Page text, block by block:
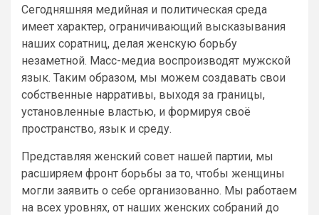
Сегодняшняя медийная и политическая среда
имеет характер, ограничивающий высказывания
наших соратниц, делая женскую борьбу
незаметной. Масс-медиа воспроизводят мужской
язык. Таким образом, мы можем создавать свои
собственные нарративы, выходя за границы,
установленные властью, и формируя своё
пространство, язык и среду.
Представляя женский совет нашей партии, мы
расширяем фронт борьбы за то, чтобы женщины
могли заявить о себе организованно. Мы работаем
на всех уровнях, от наших женских собраний до